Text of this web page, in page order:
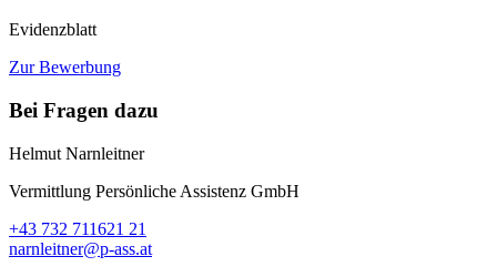
Evidenzblatt
Zur Bewerbung
Bei Fragen dazu
Helmut Narnleitner
Vermittlung Persönliche Assistenz GmbH
+43 732 711621 21
narnleitner@p-ass.at